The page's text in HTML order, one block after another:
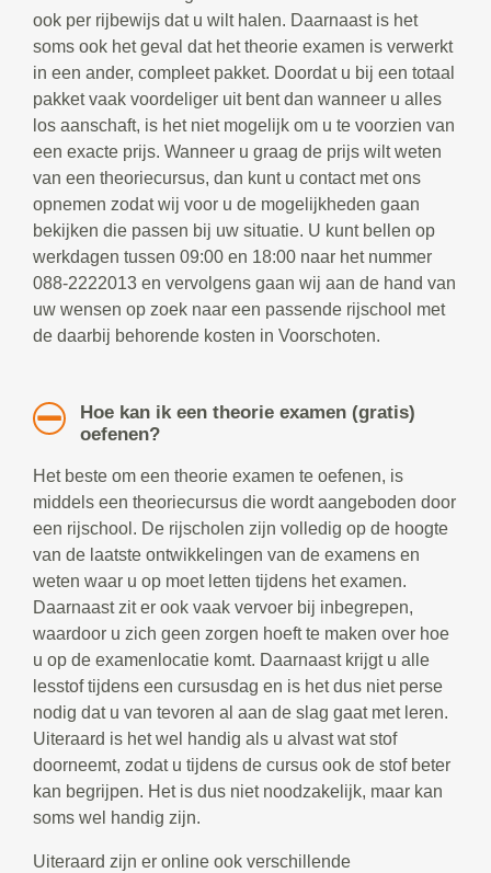
ook per rijbewijs dat u wilt halen. Daarnaast is het
soms ook het geval dat het theorie examen is verwerkt
in een ander, compleet pakket. Doordat u bij een totaal
pakket vaak voordeliger uit bent dan wanneer u alles
los aanschaft, is het niet mogelijk om u te voorzien van
een exacte prijs. Wanneer u graag de prijs wilt weten
van een theoriecursus, dan kunt u contact met ons
opnemen zodat wij voor u de mogelijkheden gaan
bekijken die passen bij uw situatie. U kunt bellen op
werkdagen tussen 09:00 en 18:00 naar het nummer
088-2222013 en vervolgens gaan wij aan de hand van
uw wensen op zoek naar een passende rijschool met
de daarbij behorende kosten in Voorschoten.
Hoe kan ik een theorie examen (gratis)
oefenen?
Het beste om een theorie examen te oefenen, is
middels een theoriecursus die wordt aangeboden door
een rijschool. De rijscholen zijn volledig op de hoogte
van de laatste ontwikkelingen van de examens en
weten waar u op moet letten tijdens het examen.
Daarnaast zit er ook vaak vervoer bij inbegrepen,
waardoor u zich geen zorgen hoeft te maken over hoe
u op de examenlocatie komt. Daarnaast krijgt u alle
lesstof tijdens een cursusdag en is het dus niet perse
nodig dat u van tevoren al aan de slag gaat met leren.
Uiteraard is het wel handig als u alvast wat stof
doorneemt, zodat u tijdens de cursus ook de stof beter
kan begrijpen. Het is dus niet noodzakelijk, maar kan
soms wel handig zijn.
Uiteraard zijn er online ook verschillende